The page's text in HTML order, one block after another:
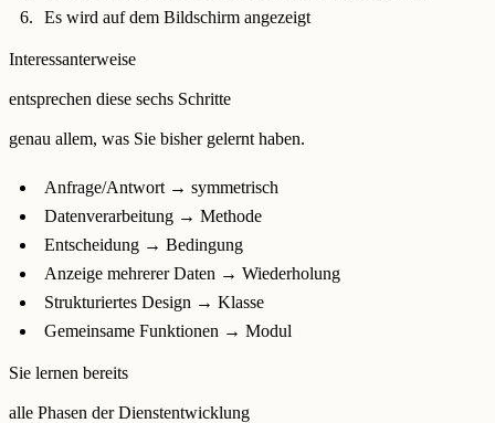
Es wird auf dem Bildschirm angezeigt
Interessanterweise
entsprechen diese sechs Schritte
genau allem, was Sie bisher gelernt haben.
Anfrage/Antwort → symmetrisch
Datenverarbeitung → Methode
Entscheidung → Bedingung
Anzeige mehrerer Daten → Wiederholung
Strukturiertes Design → Klasse
Gemeinsame Funktionen → Modul
Sie lernen bereits
alle Phasen der Dienstentwicklung